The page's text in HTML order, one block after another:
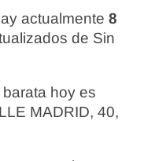
actualmente 8
de Sin
hoy es
MADRID, 40,